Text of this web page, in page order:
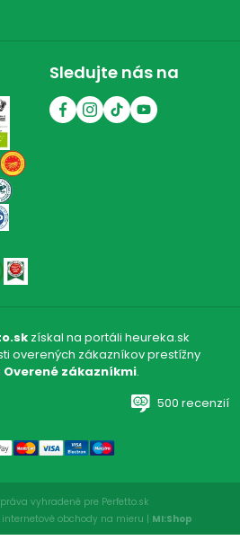
Sledujte nás na
získal na portáli heureka.sk
overených zákazníkov prestížny
zákazníkmi.
500 recenzií
vyhradené pre Perfetto.sk
obchody na mieru | MI:Shop